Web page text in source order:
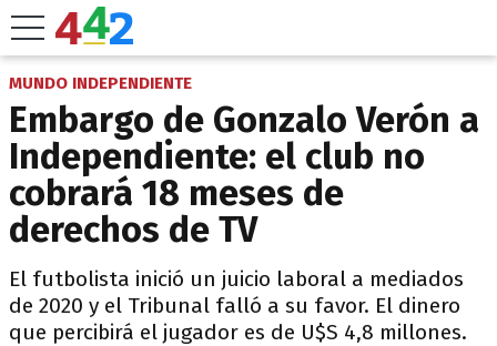
MUNDO INDEPENDIENTE
Embargo de Gonzalo Verón a
Independiente: el club no
cobrará 18 meses de
derechos de TV
El futbolista inició un juicio laboral a mediados
de 2020 y el Tribunal falló a su favor. El dinero
que percibirá el jugador es de U$S 4,8 millones.